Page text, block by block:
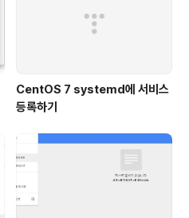
CentOS 7 systemd에 서비스
등록하기